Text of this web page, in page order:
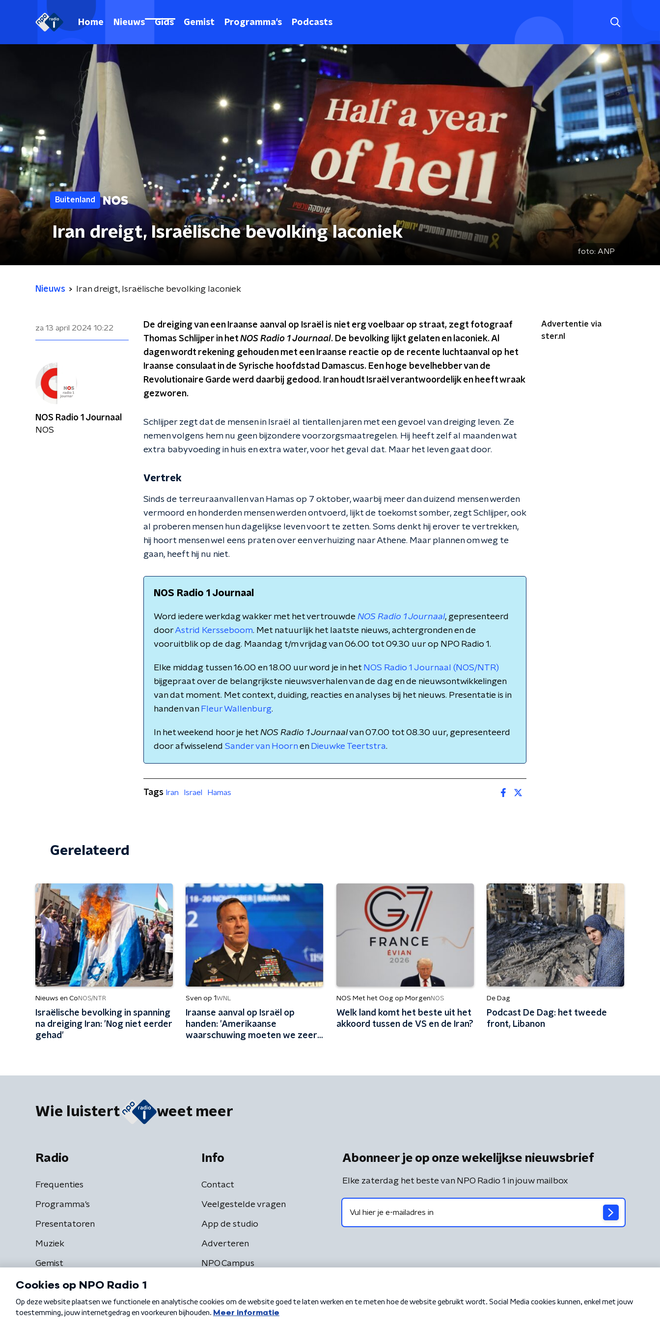
Home Nieuws Gids Gemist Programma's Podcasts
Buitenland
Iran dreigt, Israëlische bevolking laconiek
foto: ANP
Nieuws Iran dreigt, Israëlische bevolking laconiek
za 13 april 2024 10:22
De dreiging van een Iraanse aanval op Israël is niet erg voelbaar op straat, zegt fotograaf
Thomas Schlijper in hetNOS Radio 1 Journaal. De bevolking lijkt gelaten en laconiek. Al
dagen wordt rekening gehouden met een Iraanse reactie op de recente luchtaanval op het
Iraanse consulaat in de Syrische hoofdstad Damascus. Een hoge bevelhebber van de
Revolutionaire Garde werd daarbij gedood. Iran houdt Israël verantwoordelijk en heeft wraak
gezworen.
Schlijper zegt dat de mensen in Israël al tientallen jaren met een gevoel van dreiging leven. Ze
nemen volgens hem nu geen bijzondere voorzorgsmaatregelen. Hij heeft zelf al maanden wat
extra babyvoeding in huis en extra water, voor het geval dat. Maar het leven gaat door.
Vertrek
Sinds de terreuraanvallen van Hamas op 7 oktober, waarbij meer dan duizend mensen werden
vermoord en honderden mensen werden ontvoerd, lijkt de toekomst somber, zegt Schlijper, ook
al proberen mensen hun dagelijkse leven voort te zetten. Soms denkt hij erover te vertrekken,
hij hoort mensen wel eens praten over een verhuizing naar Athene. Maar plannen om weg te
gaan, heeft hij nu niet.
NOS Radio 1 Journaal
Word iedere werkdag wakker met het vertrouwde NOS Radio 1 Journaal, gepresenteerd
doorAstrid Kersseboom. Met natuurlijk het laatste nieuws, achtergronden en de
vooruitblik op de dag. Maandag t/m vrijdag van 06.00 tot 09.30 uur op NPO Radio 1.
Elke middag tussen 16.00 en 18.00 uur word je in het NOS Radio 1 Journaal (NOS/NTR)
bijgepraat over de belangrijkste nieuwsverhalen van de dag en de nieuwsontwikkelingen
van dat moment. Met context, duiding, reacties en analyses bij het nieuws. Presentatie is in
handen van Fleur Wallenburg.
In het weekend hoor je het NOS Radio 1 Journaalvan 07.00 tot 08.30 uur, gepresenteerd
door afwisselend Sander van Hoorn en Dieuwke Teertstra.
Advertentie via
ster.nl
NOS Radio 1 Journaal
NOS
Tags Iran Israel Hamas
Gerelateerd
Nieuws en Co NOS/NTR
Israëlische bevolking in spanning
na dreiging Iran: 'Nog niet eerder
gehad'
Sven op 1WNL
Iraanse aanval op Israël op
handen: 'Amerikaanse
waarschuwing moeten we zeer
NOS Met het Oog op Morgen NOS
Welk land komt het beste uit het
akkoord tussen de VS en de Iran?
De Dag
Podcast De Dag: het tweede
front, Libanon
Wie luistert weet meer
Radio
Frequenties
Programma's
Presentatoren
Muziek
Gemist
Info
Contact
Veelgestelde vragen
App de studio
Adverteren
NPO Campus
Abonneer je op onze wekelijkse nieuwsbrief
Elke zaterdag het beste van NPO Radio 1 in jouw mailbox
Algemene voorwaarden Privacybeleid